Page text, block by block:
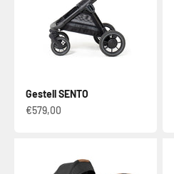
Gestell SENTO
Verkaufspreis
€579,00